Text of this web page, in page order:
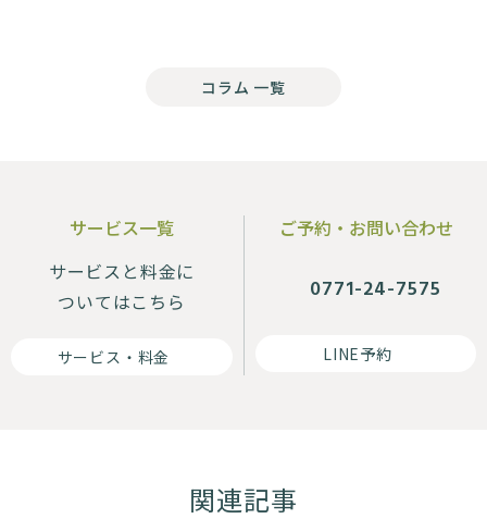
コラム 一覧
サービス一覧
サービスと料金に
ついてはこちら
サービス・料金
ご予約・お問い合わせ
0771-24-7575
LINE予約
関連記事
首痛 ヘルニア